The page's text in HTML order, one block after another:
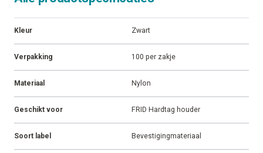
Kleur Zwart
Verpakking 100 per zakje
Materiaal Nylon
Geschikt voor FRID Hardtag houder
Soort label Bevestigingmateriaal